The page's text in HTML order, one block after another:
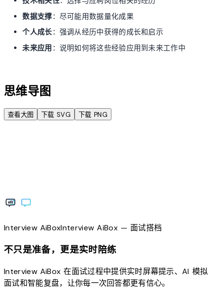
数据支撑：尽可能用数据量化成果
个人成长：强调从经历中获得的成长和启示
未来应用 ：说明如何将这些经验应用到未来工作中
思维导图
查看大图 下载 SVG 下载 PNG
Interview AiBoxInterviewAiBox— 面试搭档
不只是准备，更是实时陪练
Interview AiBox 在面试过程中提供实时屏幕提示、AI 模拟
面试和智能复盘，让你每一次回答都更有信心。